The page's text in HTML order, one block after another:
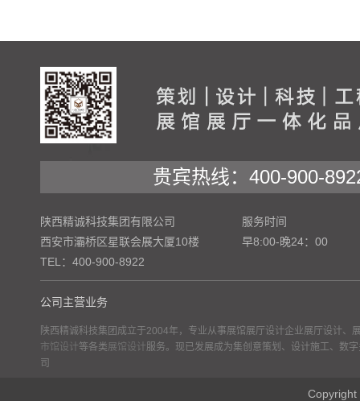
贵宾热线：400-900-
陕西精诚科技集团有限公司
西安市灞桥区星联会展大厦10楼
TEL：400-900-8922
服务时间
早8:00-晚24：00
公司主营业务
陕西精诚科技集团成立于2004年，专业从事展馆展厅设计企业展厅设计、
市馆设计等各类 展馆设计 服务。现已发展成为集创意策划、设计施工、数
司